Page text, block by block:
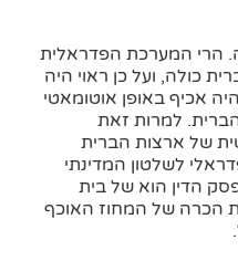
הרי המערכת הפדראלית
כולה, ועל כן ראוי היה
אכיף באופן אוטומאטי
למרות זאת
של ארצות הברית
לשלטון המדינתי
הדין הוא של בית
הכרה של המחוז האוכף